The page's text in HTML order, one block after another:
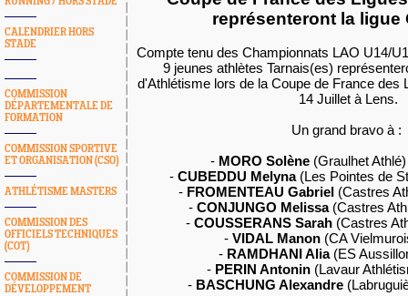
CALENDRIER HORS
STADE
COMMISSION
DÉPARTEMENTALE DE
FORMATION
COMMISSION SPORTIVE
ET ORGANISATION (CSO)
ATHLÉTISME MASTERS
COMMISSION DES
OFFICIELS TECHNIQUES
(COT)
COMMISSION DE
DÉVELOPPEMENT
représenteront la ligue
Compte tenu des Championnats LAO U14/
9 jeunes athlètes Tarnais(es)
d'Athlétisme lors de la Coupe de France des
14 Juillet à Lens.
Un grand bravo à :
- MORO Solène (Graulhet
- CUBEDDU Melyna(Les Pointes de
- FROMENTEAU Gabriel (Castres
-CONJUNGO Melissa(Castres
- COUSSERANS Sarah (Castres
-VIDAL Manon (CA
- RAMDHANI Alia(ES
- PERIN Antonin (Lavaur
- BASCHUNG Alexandre